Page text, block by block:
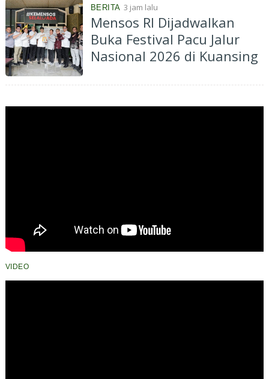
BERITA 3 jam lalu
Mensos RI Dijadwalkan
Buka Festival Pacu Jalur
Nasional 2026 di Kuansing
VIDEO